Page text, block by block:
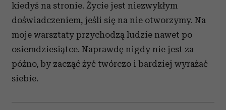
kiedyś na stronie. Życie jest niezwykłym
doświadczeniem, jeśli się na nie otworzymy. Na
moje warsztaty przychodzą ludzie nawet po
osiemdziesiątce. Naprawdę nigdy nie jest za
późno, by zacząć żyć twórczo i bardziej wyrażać
siebie.